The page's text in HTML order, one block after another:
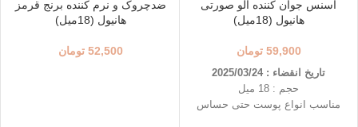
اسنس جوان کننده آلو صورتی
هانیول (18میل)
59,900 تومان
تاریخ انقضاء : 2025/03/24
حجم : 18 میل
مناسب انواع پوست حتی حساس
ضدچروک و نرم کننده برنج قرمز
هانیول (18میل)
52,500 تومان